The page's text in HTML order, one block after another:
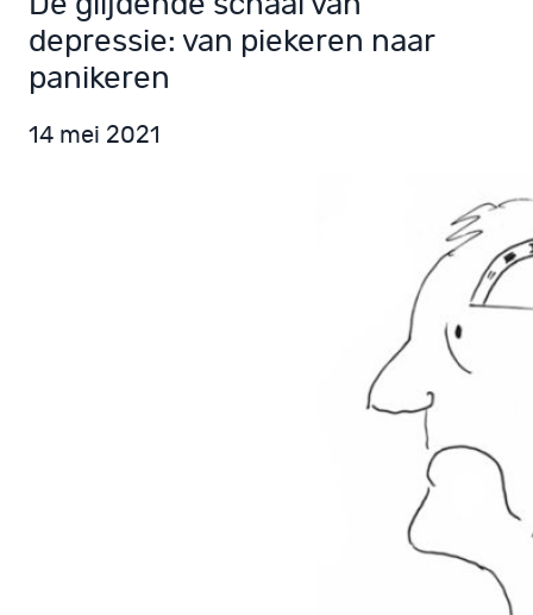
depressie: van piekeren naar
panikeren
14 mei 2021